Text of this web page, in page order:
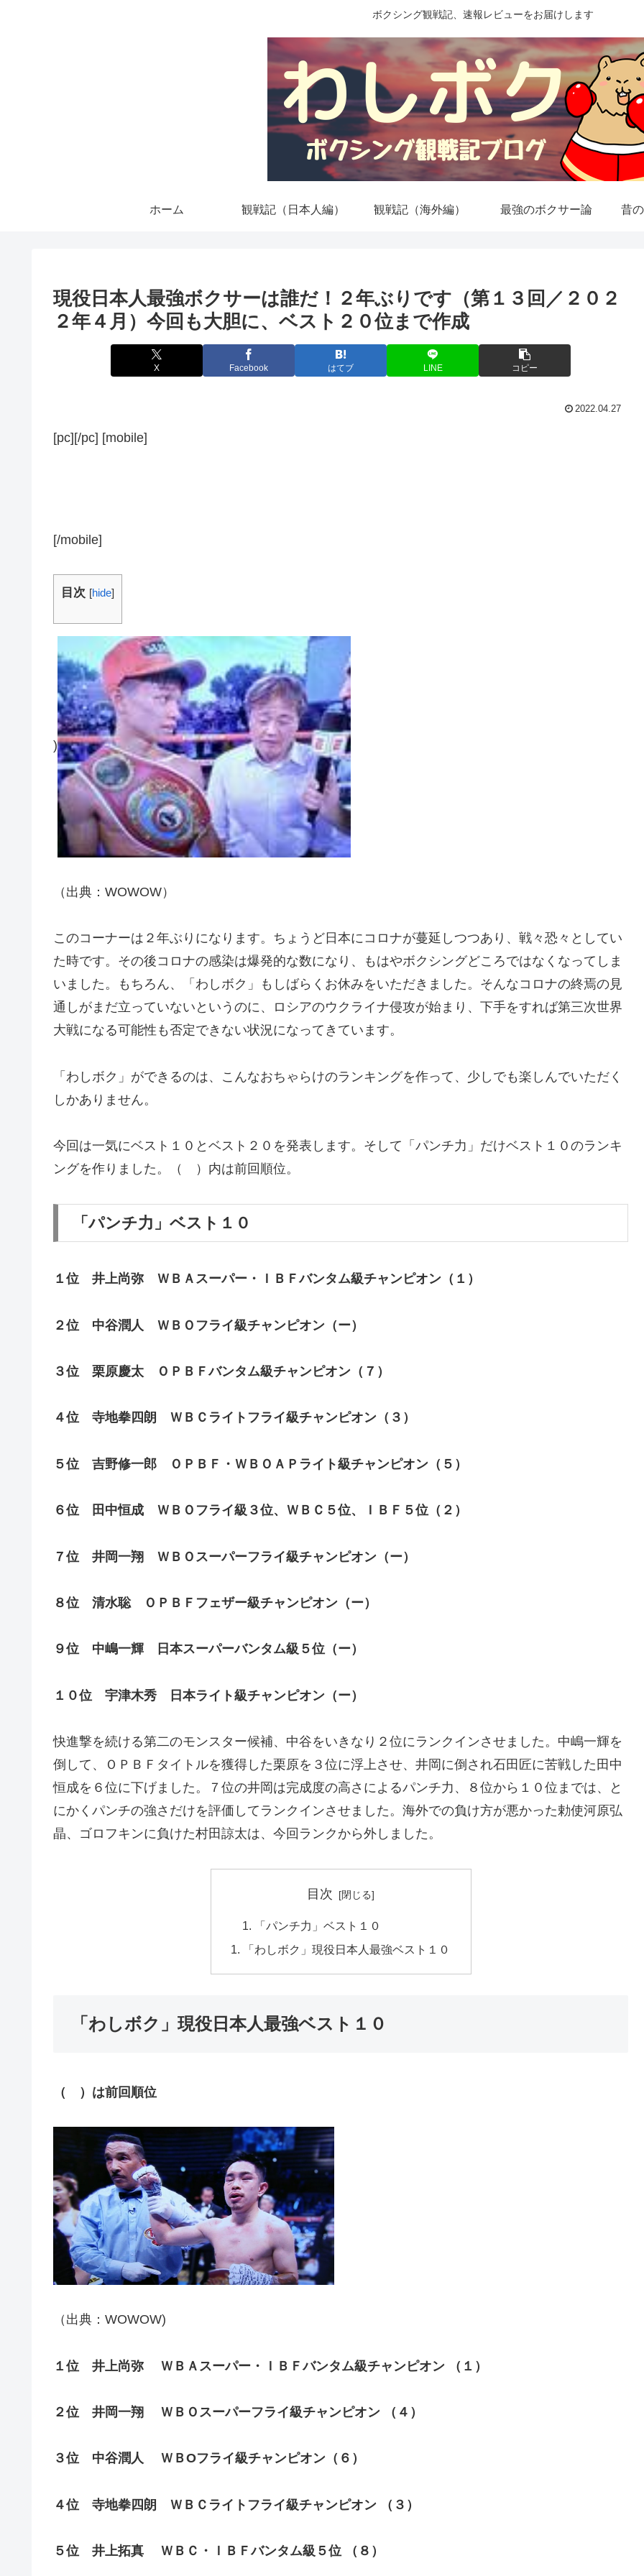
ボクシング観戦記、速報レビューをお届けします
ホーム 観戦記（日本人編） 観戦記（海外編） 最強のボクサー論 昔
現役日本人最強ボクサーは誰だ！２年ぶりです（第１３回／２０２
２年４月）今回も大胆に、ベスト２０位まで作成
X Facebook はてブ LINE コピー
2022.04.27
[pc][/pc] [mobile]
[/mobile]
目次 [hide]
)
（出典：WOWOW）
このコーナーは２年ぶりになります。ちょうど日本にコロナが蔓延しつつあり、戦々恐々としてい
た時です。その後コロナの感染は爆発的な数になり、もはやボクシングどころではなくなってしま
いました。もちろん、「わしボク」もしばらくお休みをいただきました。そんなコロナの終焉の見
通しがまだ立っていないというのに、ロシアのウクライナ侵攻が始まり、下手をすれば第三次世界
大戦になる可能性も否定できない状況になってきています。
「わしボク」ができるのは、こんなおちゃらけのランキングを作って、少しでも楽しんでいただく
しかありません。
今回は一気にベスト１０とベスト２０を発表します。そして「パンチ力」だけベスト１０のランキ
ングを作りました。（ ）内は前回順位。
「パンチ力」ベスト１０
１位 井上尚弥 ＷＢＡスーパー・ＩＢＦバンタム級チャンピオン（１）
２位 中谷潤人 ＷＢＯフライ級チャンピオン（ー）
３位 栗原慶太 ＯＰＢＦバンタム級チャンピオン（７）
４位 寺地拳四朗 ＷＢＣライトフライ級チャンピオン（３）
５位 吉野修一郎 ＯＰＢＦ・ＷＢＯＡＰライト級チャンピオン（５）
６位 田中恒成 ＷＢＯフライ級３位、ＷＢＣ５位、ＩＢＦ５位（２）
７位 井岡一翔 ＷＢＯスーパーフライ級チャンピオン（ー）
８位 清水聡 ＯＰＢＦフェザー級チャンピオン（ー）
９位 中嶋一輝 日本スーパーバンタム級５位（ー）
１０位 宇津木秀 日本ライト級チャンピオン（ー）
快進撃を続ける第二のモンスター候補、中谷をいきなり２位にランクインさせました。中嶋一輝を
倒して、ＯＰＢＦタイトルを獲得した栗原を３位に浮上させ、井岡に倒され石田匠に苦戦した田中
恒成を６位に下げました。７位の井岡は完成度の高さによるパンチ力、８位から１０位までは、と
にかくパンチの強さだけを評価してランクインさせました。海外での負け方が悪かった勅使河原弘
晶、ゴロフキンに負けた村田諒太は、今回ランクから外しました。
目次
「パンチ力」ベスト１０
「わしボク」現役日本人最強ベスト１０
「わしボク」現役日本人最強ベスト１０
（ ）は前回順位
（出典：WOWOW)
１位 井上尚弥 ＷＢＡスーパー・ＩＢＦバンタム級チャンピオン （１）
２位 井岡一翔 ＷＢＯスーパーフライ級チャンピオン （４）
３位 中谷潤人 ＷＢOフライ級チャンピオン（６）
４位 寺地拳四朗 ＷＢＣライトフライ級チャンピオン （３）
５位 井上拓真 ＷＢＣ・ＩＢＦバンタム級５位 （８）